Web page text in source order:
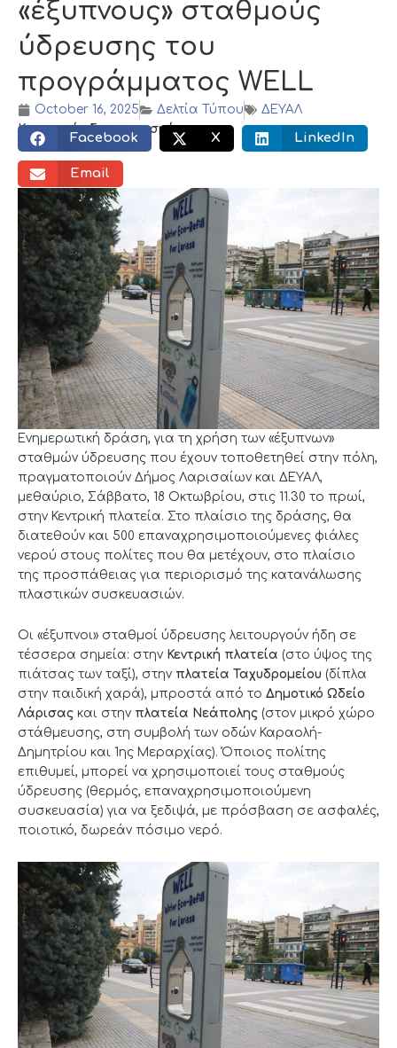
«έξυπνους» σταθμούς
ύδρευσης του
προγράμματος WELL
October 16, 2025 Δελτία Τύπου
ΔΕΥΑΛ
Κοινωνικός διαμοιρασμός:
Facebook X LinkedIn
Email
Ενημερωτική δράση, για τη χρήση των «έξυπνων»
σταθμών ύδρευσης που έχουν τοποθετηθεί στην πόλη,
πραγματοποιούν Δήμος Λαρισαίων και ΔΕΥΑΛ,
μεθαύριο, Σάββατο, 18 Οκτωβρίου, στις 11.30 το πρωί,
στην Κεντρική πλατεία. Στο πλαίσιο της δράσης, θα
διατεθούν και 500 επαναχρησιμοποιούμενες φιάλες
νερού στους πολίτες που θα μετέχουν, στο πλαίσιο
της προσπάθειας για περιορισμό της κατανάλωσης
πλαστικών συσκευασιών.
Οι «έξυπνοι» σταθμοί ύδρευσης λειτουργούν ήδη σε
τέσσερα σημεία: στην Κεντρική πλατεία (στο ύψος της
πιάτσας των ταξί), στην πλατεία Ταχυδρομείου (δίπλα
στην παιδική χαρά), μπροστά από το Δημοτικό Ωδείο
Λάρισας και στην πλατεία Νεάπολης (στον μικρό χώρο
στάθμευσης, στη συμβολή των οδών Καραολή-
Δημητρίου και 1ης Μεραρχίας). Όποιος πολίτης
επιθυμεί, μπορεί να χρησιμοποιεί τους σταθμούς
ύδρευσης (θερμός, επαναχρησιμοποιούμενη
συσκευασία) για να ξεδιψά, με πρόσβαση σε ασφαλές,
ποιοτικό, δωρεάν πόσιμο νερό.